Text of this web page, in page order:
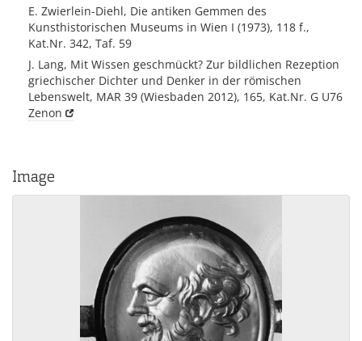
E. Zwierlein-Diehl, Die antiken Gemmen des
Kunsthistorischen Museums in Wien I (1973), 118 f.,
Kat.Nr. 342, Taf. 59
J. Lang, Mit Wissen geschmückt? Zur bildlichen Rezeption
griechischer Dichter und Denker in der römischen
Lebenswelt, MAR 39 (Wiesbaden 2012), 165, Kat.Nr. G U76
Zenon
Image